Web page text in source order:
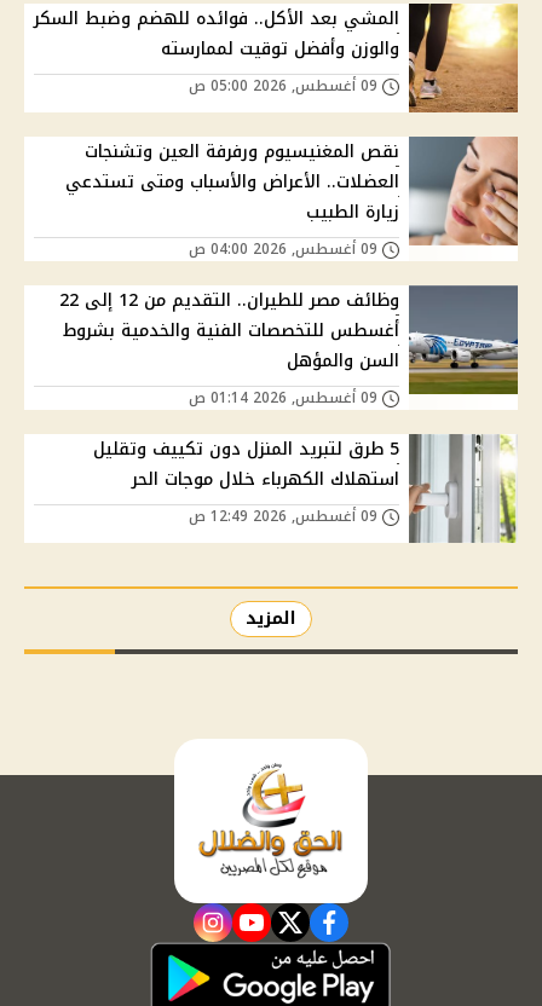
المشي بعد الأكل.. فوائده للهضم وضبط السكر
والوزن وأفضل توقيت لممارسته
نقص المغنيسيوم ورفرفة العين وتشنجات
العضلات.. الأعراض والأسباب ومتى تستدعي
زيارة الطبيب
وظائف مصر للطيران.. التقديم من 12 إلى 22
أغسطس للتخصصات الفنية والخدمية بشروط
السن والمؤهل
5 طرق لتبريد المنزل دون تكييف وتقليل
استهلاك الكهرباء خلال موجات الحر
المزيد
facebook
twitter
youtube
instagram